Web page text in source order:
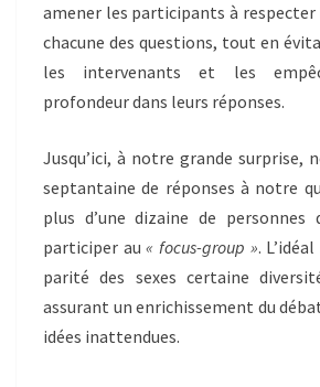
amener les participants à
chacune des questions, tout en
les intervenants et les
profondeur dans leurs réponses.
Jusqu’ici, à notre grande surprise,
septantaine de réponses à notre
plus d’une dizaine de personnes
participer au« focus-group ».
parité des sexes certaine
assurant un enrichissement du
idées inattendues.